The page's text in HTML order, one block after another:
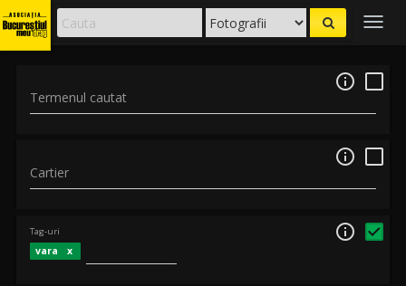
Termenul cautat

Cartier

vara
Tag-uri 